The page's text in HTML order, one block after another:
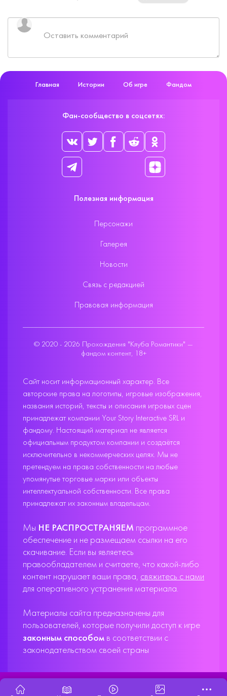
Главная Истории Об игре Фандом
Фан-сообщество в соцсетях:
Полезная информация
Персонажи
Галерея
Новости
Связь с редакцией
Правовая информация
© 2020 - 2026 Прохождения "Клуба Романтики" —
фандом контент, 18+
Сайт носит информационный характер. Все
авторские права на логотипы, игровые изображения,
названия историй, тексты и описания игровых сцен
принадлежат компании Your Story Interactive SRL и
фандому. Настоящий материал не является
официальным продуктом компании и создаётся
исключительно в некоммерческих целях. Мы не
претендуем на права собственности на любые
упомянутые торговые марки или объекты
интеллектуальной собственности. Все права
принадлежат их законным владельцам.
Мы НЕ РАСПРОСТРАНЯЕМ программное
обеспечение и не размещаем ссылки на его
скачивание. Если вы являетесь
правообладателем и считаете, что какой-либо
контент нарушает ваши права, свяжитесь с нами
для оперативного устранения материала.
Материалы сайта предназначены для
пользователей, которые получили доступ к игре
законным способом в соответствии с
законодательством своей страны
X33T10